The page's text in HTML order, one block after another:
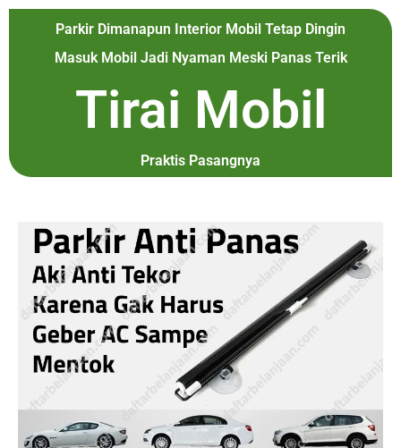
Parkir Dimanapun Interior Mobil Tetap Dingin
Masuk Mobil Jadi Nyaman Meski Panas Terik
Tirai Mobil
Praktis Pasangnya